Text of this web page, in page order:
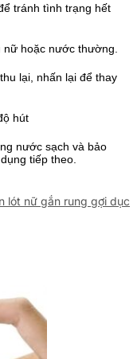
tránh tình trạng hết
nữ hoặc nước thường.
lại, nhấn lại để thay
hút
nước sạch và bảo
tiếp theo.
lót nữ gắn rung gợi dục